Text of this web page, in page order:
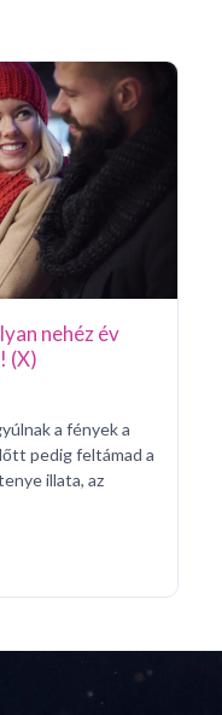
nehéz év
(X)
a fények a
pedig feltámad a
illata, az